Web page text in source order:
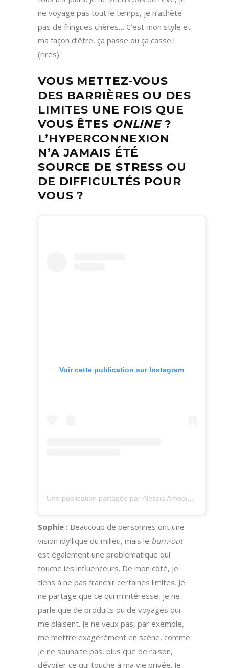
ne voyage pas tout le temps, je n’achète
pas de fringues chères… C’est mon style et
ma façon d’être, ça passe ou ça casse !
(rires)
VOUS METTEZ-VOUS
DES BARRIÈRES OU DES
LIMITES UNE FOIS QUE
VOUS ÊTES ONLINE?
L’HYPERCONNEXION
N’A JAMAIS ÉTÉ
SOURCE DE STRESS OU
DE DIFFICULTÉS POUR
VOUS ?
Voir cette publication sur Instagram
Une publication partagée par Alessia Amodio (@alessiadrinklipstick)
Sophie : Beaucoup de personnes ont une
vision idyllique du milieu, mais le burn-out
est également une problématique qui
touche les influenceurs. De mon côté, je
tiens à ne pas franchir certaines limites. Je
ne partage que ce qui m’intéresse, je ne
parle que de produits ou de voyages qui
me plaisent. Je ne veux pas, par exemple,
me mettre exagérément en scène, comme
je ne souhaite pas, plus que de raison,
dévoiler ce qui touche à ma vie privée. Je